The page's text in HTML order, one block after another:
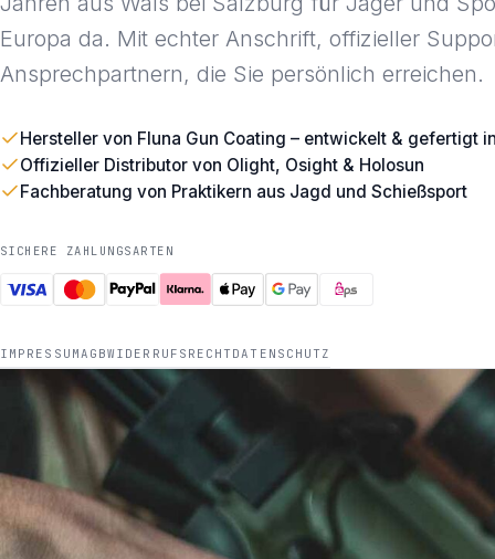
Europa da. Mit echter Anschrift, offizieller
Ansprechpartnern, die Sie persönlich erreichen.
Hersteller von Fluna Gun Coating – entwickelt & gefertigt
Offizieller Distributor von Olight, Osight & Holosun
Fachberatung von Praktikern aus Jagd und Schießsport
SICHERE ZAHLUNGSARTEN
IMPRESSUMAGBWIDERRUFSRECHT DATENSCHUTZ